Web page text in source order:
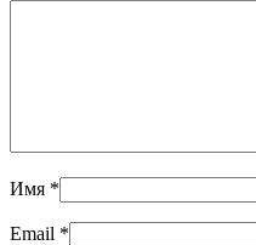
Имя *
Email *